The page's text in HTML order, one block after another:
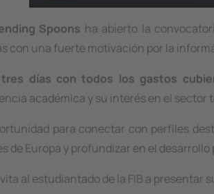
Spoons ha abierto la
con una fuerte motivación por la
días con todos los gastos
académica y su interés en el sector
para conectar con perfiles
de Europa y profundizar en el
al estudiantado de la FIB a